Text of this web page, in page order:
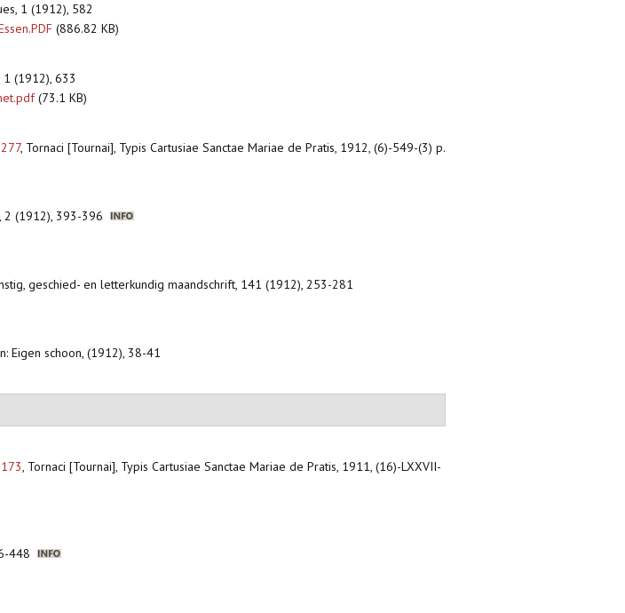
1 (1912), 582
(886.82 KB)
(1912), 633
(73.1 KB)
, Tornaci [Tournai], Typis Cartusiae Sanctae Mariae de Pratis, 1912, (6)-549-(3) p.
2 (1912), 393-396
geschied- en letterkundig maandschrift, 141 (1912), 253-281
Eigen schoon, (1912), 38-41
, Tornaci [Tournai], Typis Cartusiae Sanctae Mariae de Pratis, 1911, (16)-LXXVII-
448